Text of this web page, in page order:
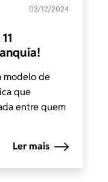
03/12/2024
modelo de
que
entre quem
Ler mais